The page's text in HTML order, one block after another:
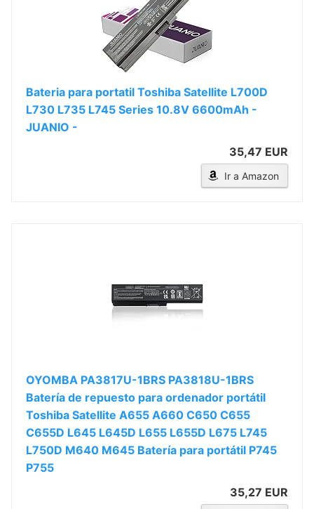
Bateria para portatil Toshiba Satellite L700D
L730 L735 L745 Series 10.8V 6600mAh -
JUANIO -
35,47 EUR
Ir a Amazon
OYOMBA PA3817U-1BRS PA3818U-1BRS
Batería de repuesto para ordenador portátil
Toshiba Satellite A655 A660 C650 C655
C655D L645 L645D L655 L655D L675 L745
L750D M640 M645 Batería para portátil P745
P755
35,27 EUR